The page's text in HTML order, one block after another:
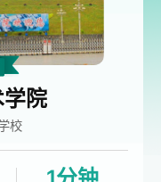
院
校